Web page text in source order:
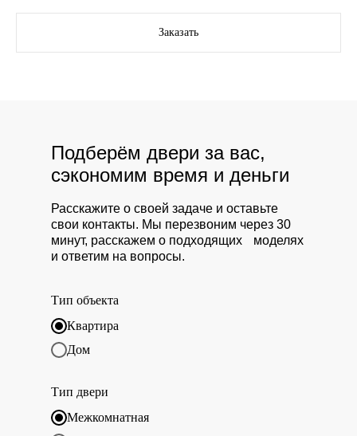
Заказать
Тип объекта
Квартира
Дом
Тип двери
Межкомнатная
Расскажите о своей задаче и оставьте
свои контакты. Мы перезвоним через 30
минут, расскажем о подходящих моделях
и ответим на вопросы.
Подберём двери за вас,
сэкономим время и деньги